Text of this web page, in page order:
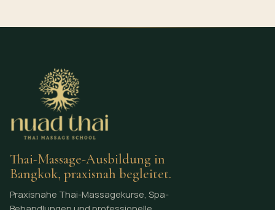
Thai-Massage-Ausbildung in
Bangkok, praxisnah begleitet.
Praxisnahe Thai-Massagekurse, Spa-